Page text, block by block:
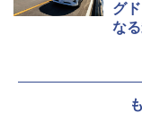
グ
な